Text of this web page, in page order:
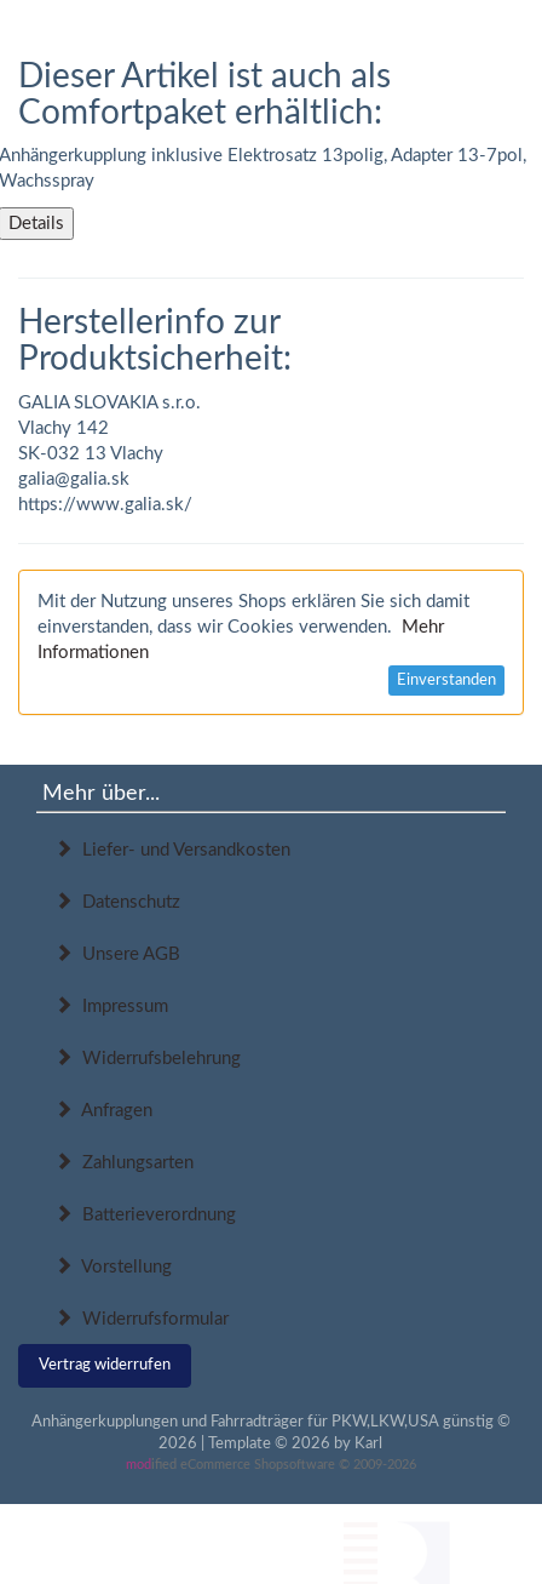
Dieser Artikel ist auch als
Comfortpaket erhältlich:
Anhängerkupplung inklusive Elektrosatz 13polig, Adapter 13-7pol,
Wachsspray
Details
Herstellerinfo zur
Produktsicherheit:
GALIA SLOVAKIA s.r.o.
Vlachy 142
SK-032 13 Vlachy
galia@galia.sk
https://www.galia.sk/
Mit der Nutzung unseres Shops erklären Sie sich damit
einverstanden, dass wir Cookies verwenden.
Mehr
Informationen
Einverstanden
Mehr über...
Liefer- und Versandkosten
Datenschutz
Unsere AGB
Impressum
Widerrufsbelehrung
Anfragen
Zahlungsarten
Batterieverordnung
Vorstellung
Widerrufsformular
Vertrag widerrufen
Anhängerkupplungen und Fahrradträger für PKW,LKW,USA günstig ©
2026 | Template © 2026 by Karl
mod ified eCommerce Shopsoftware © 2009-2026